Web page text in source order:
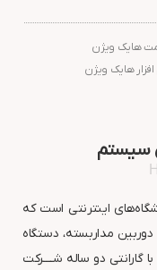
هایک ویژن
افزار هایک ویژن
سیستم
اینترنتی است که
مداربسته، دستگاه
دو ساله شــــرکت